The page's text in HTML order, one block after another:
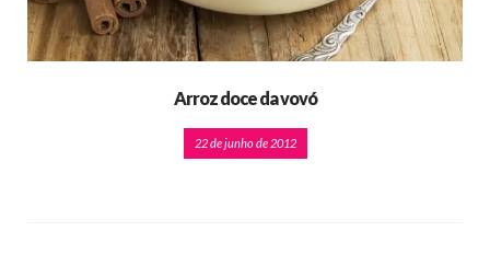
Arroz doce da vovó
22 de junho de 2012